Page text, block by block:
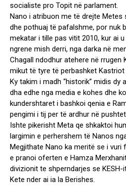
socialiste pro Topit në parlament.
Nano i atribuon me të drejte
dhe pothuaj të pafalshme, por nuk
mekatar i tille pas vitit 2010, kur ai
ngrene mish derri, nga darka në
Chagall ndodhur atehere në rrugen
mikut të tyre të perbashket Kastriot
Ky takim i madh “historik” midis dy
dha edhe nga media e kohes dhe
kundershtaret i bashkoi qenia e
pengimi i tij per të ardhur në
Ishte pikerisht Meta qe shkaktoi
largimin e perhershem të Nanos
Megjithate Nano ka meritë se i vuri
e pranoi oferten e Hamza
divizionit te shperndarjes se KESH-
Kete nder ai ia la Berishes.